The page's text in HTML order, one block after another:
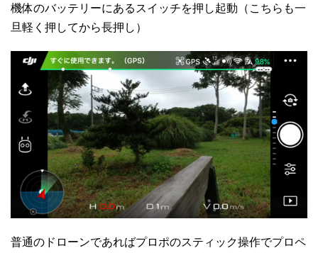
機体のバッテリーにあるスイッチを押し起動（こちらも一
旦軽く押してから長押し）
普通のドローンであればプロポのスティック操作でプロペ